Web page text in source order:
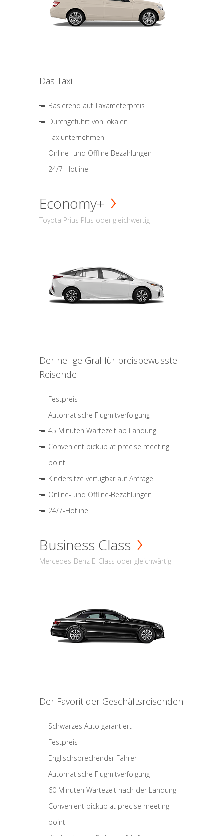
Das Taxi
Basierend auf Taxameterpreis
Durchgeführt von lokalen
Taxiunternehmen
Online- und Offline-Bezahlungen
24/7-Hotline
Economy+
Toyota Prius Plus oder gleichwertig
Der heilige Gral für preisbewusste
Reisende
Festpreis
Automatische Flugmitverfolgung
45 Minuten Wartezeit ab Landung
Convenient pickup at precise meeting
point
Kindersitze verfügbar auf Anfrage
Online- und Offline-Bezahlungen
24/7-Hotline
Business Class
Mercedes-Benz E-Class oder gleichwärtig
Der Favorit der Geschäftsreisenden
Schwarzes Auto garantiert
Festpreis
Englischsprechender Fahrer
Automatische Flugmitverfolgung
60 Minuten Wartezeit nach der Landung
Convenient pickup at precise meeting
point